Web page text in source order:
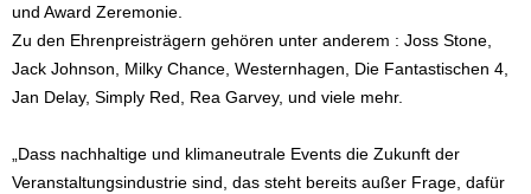
und Award Zeremonie.
Zu den Ehrenpreisträgern gehören unter anderem : Joss Stone,
Jack Johnson, Milky Chance, Westernhagen, Die Fantastischen 4,
Jan Delay, Simply Red, Rea Garvey, und viele mehr.
„Dass nachhaltige und klimaneutrale Events die Zukunft der
Veranstaltungsindustrie sind, das steht bereits außer Frage, dafür